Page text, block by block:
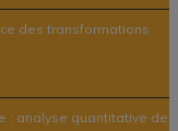
des transformations
: analyse quantitative de